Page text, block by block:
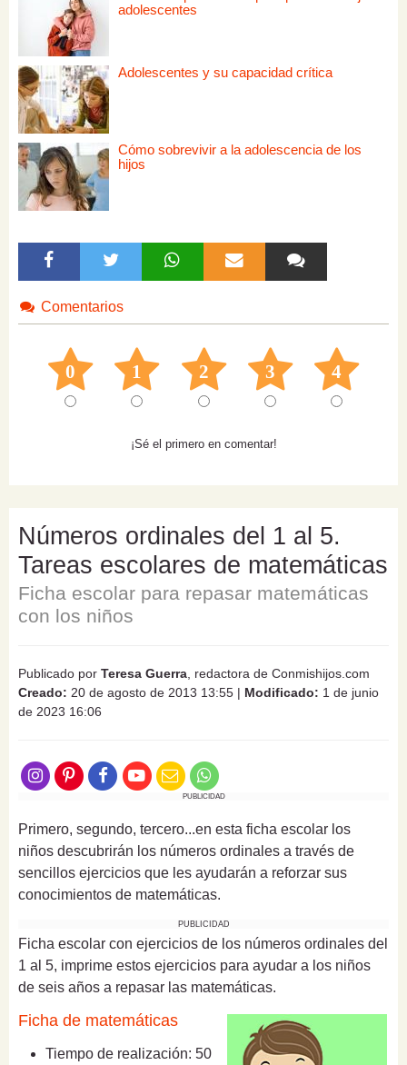
adolescentes
Adolescentes y su capacidad crítica
Cómo sobrevivir a la adolescencia de los
hijos
Comentarios
0 1 2 3 4
¡Sé el primero en comentar!
Números ordinales del 1 al 5.
Tareas escolares de matemáticas
Ficha escolar para repasar matemáticas
con los niños
Publicado por Teresa Guerra , redactora de Conmishijos.com
Creado: 20 de agosto de 2013 13:55 | Modificado: 1 de junio
de 2023 16:06
PUBLICIDAD
Primero, segundo, tercero...en esta ficha escolar los
niños descubrirán los números ordinales a través de
sencillos ejercicios que les ayudarán a reforzar sus
conocimientos de matemáticas.
PUBLICIDAD
Ficha escolar con ejercicios de los números ordinales del
1 al 5, imprime estos ejercicios para ayudar a los niños
de seis años a repasar las matemáticas.
Ficha de matemáticas
Tiempo de realización: 50